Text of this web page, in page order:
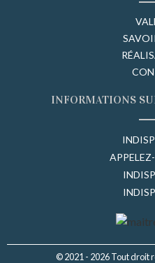
INFORMATIONS
© 2021 - 2026 Tout droit